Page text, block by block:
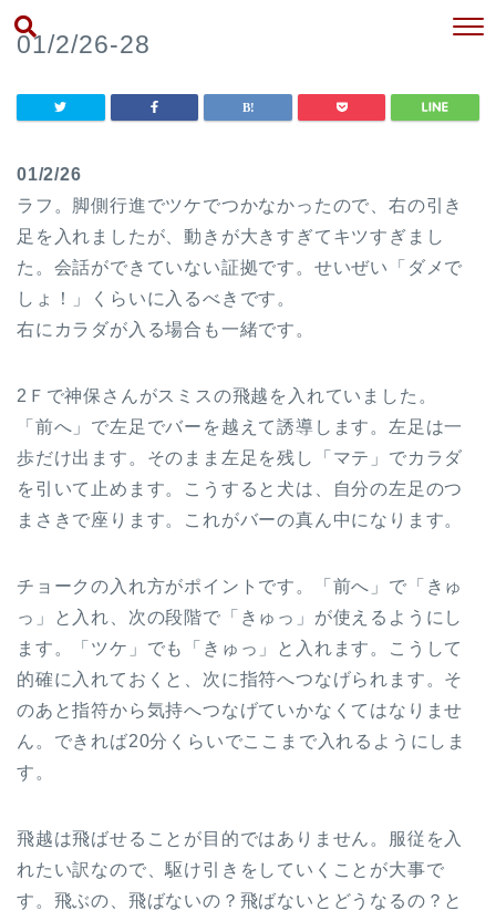
01/2/26-28
01/2/26
ラフ。脚側行進でツケでつかなかったので、右の引き
足を入れましたが、動きが大きすぎてキツすぎまし
た。会話ができていない証拠です。せいぜい「ダメで
しょ！」くらいに入るべきです。
右にカラダが入る場合も一緒です。
2Ｆで神保さんがスミスの飛越を入れていました。
「前へ」で左足でバーを越えて誘導します。左足は一
歩だけ出ます。そのまま左足を残し「マテ」でカラダ
を引いて止めます。こうすると犬は、自分の左足のつ
まさきで座ります。これがバーの真ん中になります。
チョークの入れ方がポイントです。「前へ」で「きゅ
っ」と入れ、次の段階で「きゅっ」が使えるようにし
ます。「ツケ」でも「きゅっ」と入れます。こうして
的確に入れておくと、次に指符へつなげられます。そ
のあと指符から気持へつなげていかなくてはなりませ
ん。できれば20分くらいでここまで入れるようにしま
す。
飛越は飛ばせることが目的ではありません。服従を入
れたい訳なので、駆け引きをしていくことが大事で
す。飛ぶの、飛ばないの？飛ばないとどうなるの？と